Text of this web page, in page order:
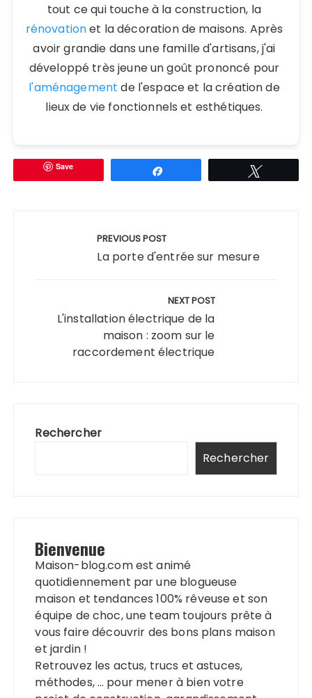
tout ce qui touche à la construction, la
rénovationet la décoration de maisons. Après
avoir grandie dans une famille d'artisans, j'ai
développé très jeune un goût prononcé pour
l'aménagement de l'espace et la création de
lieux de vie fonctionnels et esthétiques.
Save
PREVIOUS POST
La porte d'entrée sur mesure
NEXT POST
L'installation électrique de la
maison : zoom sur le
raccordement électrique
Rechercher
Rechercher
Bienvenue
Maison-blog.com est animé
quotidiennement par une blogueuse
maison et tendances 100% rêveuse et son
équipe de choc, une team toujours prête à
vous faire découvrir des bons plans maison
et jardin !
Retrouvez les actus, trucs et astuces,
méthodes, … pour mener à bien votre